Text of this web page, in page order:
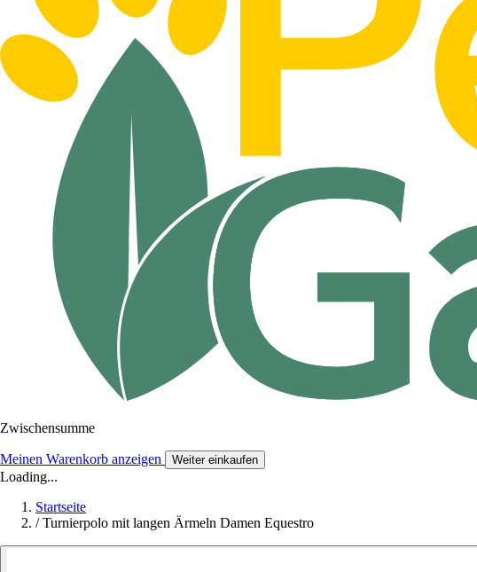
Zwischensumme
Meinen Warenkorb anzeigen Weiter einkaufen
Loading...
Startseite
/ Turnierpolo mit langen Ärmeln Damen Equestro